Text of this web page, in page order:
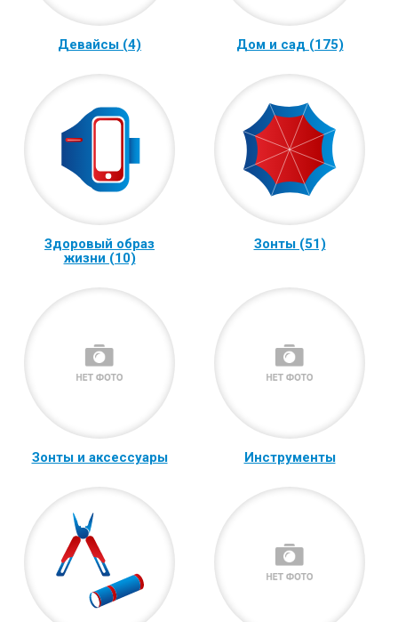
Девайсы (4) Дом и сад (175)
Здоровый образ
жизни (10)
Зонты (51)
Зонты и аксессуары Инструменты